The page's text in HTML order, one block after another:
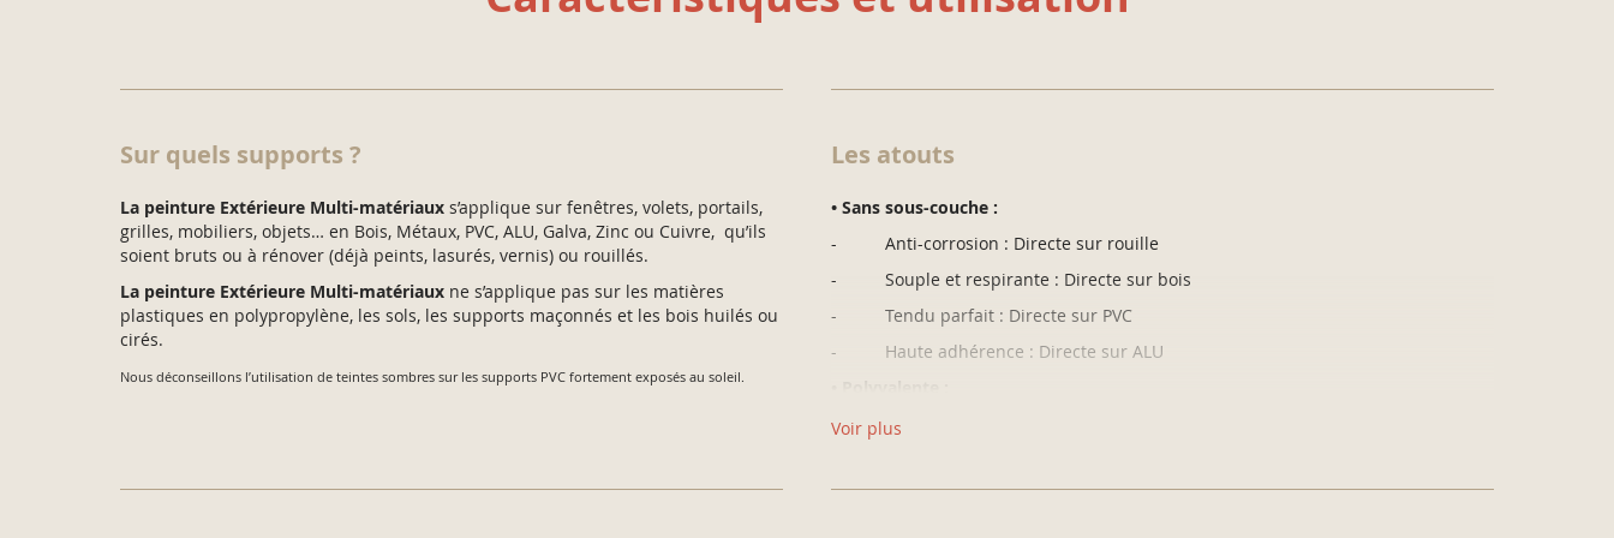
Sur quels supports ?
La peinture Extérieure Multi-matériaux s’applique sur fenêtres, volets, portails,
grilles, mobiliers, objets… en Bois, Métaux, PVC, ALU, Galva, Zinc ou Cuivre, qu’ils
soient bruts ou à rénover (déjà peints, lasurés, vernis) ou rouillés.
La peinture Extérieure Multi-matériaux ne s’applique pas sur les matières
plastiques en polypropylène, les sols, les supports maçonnés et les bois huilés ou
cirés.
Nous déconseillons l’utilisation de teintes sombres sur les supports PVC fortement exposés au soleil.
Les atouts
• Sans sous-couche :
- Anti-corrosion : Directe sur rouille
- Souple et respirante : Directe sur bois
- Tendu parfait : Directe sur PVC
- Haute adhérence : Directe sur ALU
- Très garnissante
- Haute adhérence
Voir plus